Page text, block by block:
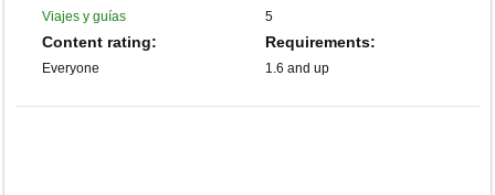
Viajes y guías 5
Content rating:
Everyone
Requirements:
1.6 and up